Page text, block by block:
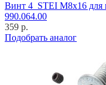
Винт 4_STEI M8x16 для
990.064.00
359 р.
Подобрать аналог